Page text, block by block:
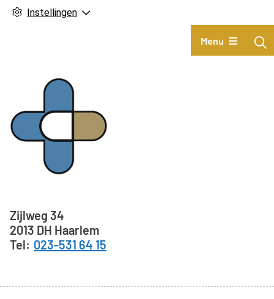
Instellingen
Hoofdmenu
Menu
Adresgegevens
Zijlweg 34
2013 DH Haarlem
023-531 64 15